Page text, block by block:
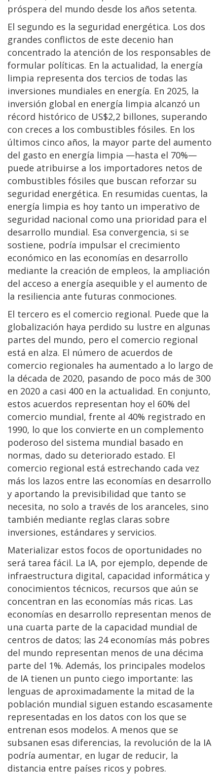
próspera del mundo desde los años setenta.
El segundo es la seguridad energética. Los dos
grandes conflictos de este decenio han
concentrado la atención de los responsables de
formular políticas. En la actualidad, la energía
limpia representa dos tercios de todas las
inversiones mundiales en energía. En 2025, la
inversión global en energía limpia alcanzó un
récord histórico de US$2,2 billones, superando
con creces a los combustibles fósiles. En los
últimos cinco años, la mayor parte del aumento
del gasto en energía limpia —hasta el 70%—
puede atribuirse a los importadores netos de
combustibles fósiles que buscan reforzar su
seguridad energética. En resumidas cuentas, la
energía limpia es hoy tanto un imperativo de
seguridad nacional como una prioridad para el
desarrollo mundial. Esa convergencia, si se
sostiene, podría impulsar el crecimiento
económico en las economías en desarrollo
mediante la creación de empleos, la ampliación
del acceso a energía asequible y el aumento de
la resiliencia ante futuras conmociones.
El tercero es el comercio regional. Puede que la
globalización haya perdido su lustre en algunas
partes del mundo, pero el comercio regional
está en alza. El número de acuerdos de
comercio regionales ha aumentado a lo largo de
la década de 2020, pasando de poco más de 300
en 2020 a casi 400 en la actualidad. En conjunto,
estos acuerdos representan hoy el 60% del
comercio mundial, frente al 40% registrado en
1990, lo que los convierte en un complemento
poderoso del sistema mundial basado en
normas, dado su deteriorado estado. El
comercio regional está estrechando cada vez
más los lazos entre las economías en desarrollo
y aportando la previsibilidad que tanto se
necesita, no solo a través de los aranceles, sino
también mediante reglas claras sobre
inversiones, estándares y servicios.
Materializar estos focos de oportunidades no
será tarea fácil. La IA, por ejemplo, depende de
infraestructura digital, capacidad informática y
conocimientos técnicos, recursos que aún se
concentran en las economías más ricas. Las
economías en desarrollo representan menos de
una cuarta parte de la capacidad mundial de
centros de datos; las 24 economías más pobres
del mundo representan menos de una décima
parte del 1%. Además, los principales modelos
de IA tienen un punto ciego importante: las
lenguas de aproximadamente la mitad de la
población mundial siguen estando escasamente
representadas en los datos con los que se
entrenan esos modelos. A menos que se
subsanen esas diferencias, la revolución de la IA
podría aumentar, en lugar de reducir, la
distancia entre países ricos y pobres.